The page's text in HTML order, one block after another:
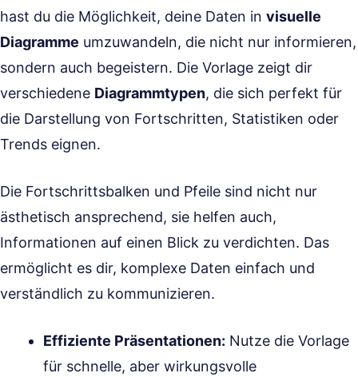
hast du die Möglichkeit, deine Daten in visuelle
Diagramme umzuwandeln, die nicht nur informieren,
sondern auch begeistern. Die Vorlage zeigt dir
verschiedene Diagrammtypen, die sich perfekt für
die Darstellung von Fortschritten, Statistiken oder
Trends eignen.
Die Fortschrittsbalken und Pfeile sind nicht nur
ästhetisch ansprechend, sie helfen auch,
Informationen auf einen Blick zu verdichten. Das
ermöglicht es dir, komplexe Daten einfach und
verständlich zu kommunizieren.
Effiziente Präsentationen: Nutze die Vorlage
für schnelle, aber wirkungsvolle